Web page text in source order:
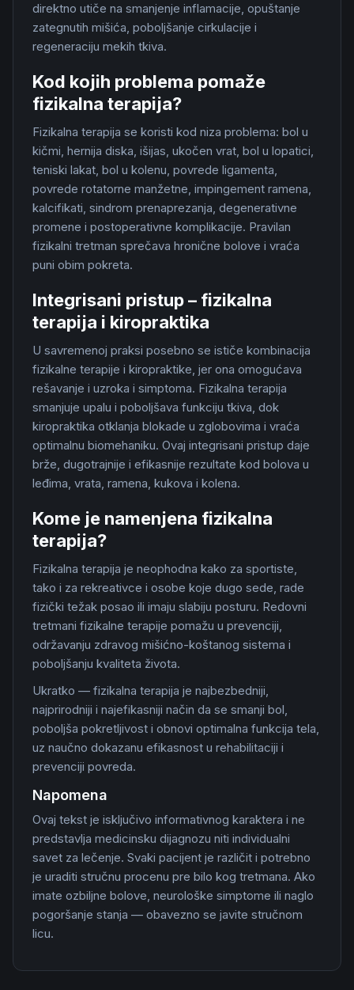
direktno utiče na smanjenje inflamacije, opuštanje
zategnutih mišića, poboljšanje cirkulacije i
regeneraciju mekih tkiva.
Kod kojih problema pomaže
fizikalna terapija?
Fizikalna terapija se koristi kod niza problema: bol u
kičmi, hernija diska, išijas, ukočen vrat, bol u lopatici,
teniski lakat, bol u kolenu, povrede ligamenta,
povrede rotatorne manžetne, impingement ramena,
kalcifikati, sindrom prenaprezanja, degenerativne
promene i postoperativne komplikacije. Pravilan
fizikalni tretman sprečava hronične bolove i vraća
puni obim pokreta.
Integrisani pristup – fizikalna
terapija i kiropraktika
U savremenoj praksi posebno se ističe kombinacija
fizikalne terapije i kiropraktike, jer ona omogućava
rešavanje i uzroka i simptoma. Fizikalna terapija
smanjuje upalu i poboljšava funkciju tkiva, dok
kiropraktika otklanja blokade u zglobovima i vraća
optimalnu biomehaniku. Ovaj integrisani pristup daje
brže, dugotrajnije i efikasnije rezultate kod bolova u
leđima, vrata, ramena, kukova i kolena.
Kome je namenjena fizikalna
terapija?
Fizikalna terapija je neophodna kako za sportiste,
tako i za rekreativce i osobe koje dugo sede, rade
fizički težak posao ili imaju slabiju posturu. Redovni
tretmani fizikalne terapije pomažu u prevenciji,
održavanju zdravog mišićno-koštanog sistema i
poboljšanju kvaliteta života.
Ukratko — fizikalna terapija je najbezbedniji,
najprirodniji i najefikasniji način da se smanji bol,
poboljša pokretljivost i obnovi optimalna funkcija tela,
uz naučno dokazanu efikasnost u rehabilitaciji i
prevenciji povreda.
Napomena
Ovaj tekst je isključivo informativnog karaktera i ne
predstavlja medicinsku dijagnozu niti individualni
savet za lečenje. Svaki pacijent je različit i potrebno
je uraditi stručnu procenu pre bilo kog tretmana. Ako
imate ozbiljne bolove, neurološke simptome ili naglo
pogoršanje stanja — obavezno se javite stručnom
licu.